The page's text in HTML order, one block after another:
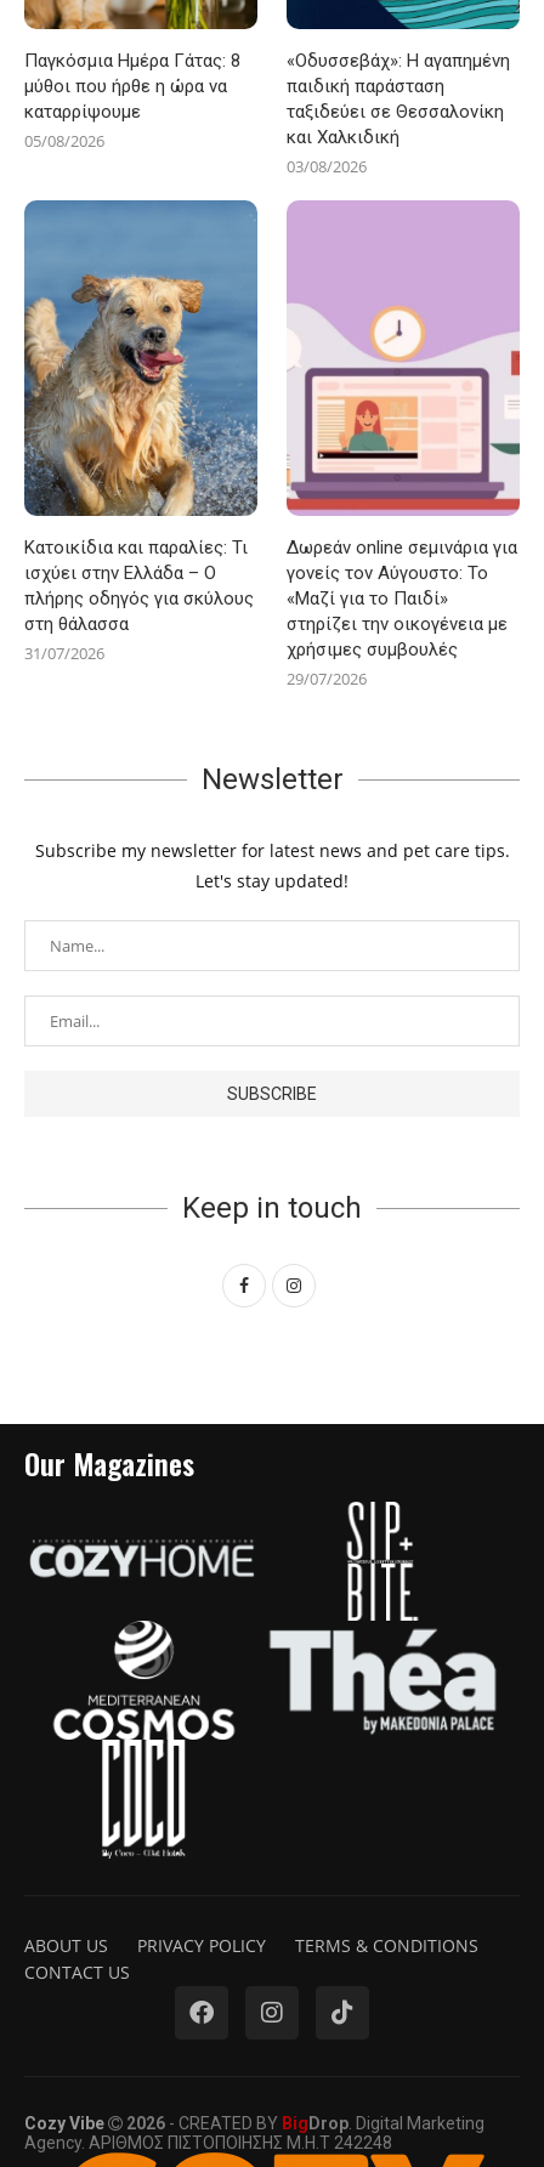
Παγκόσμια Ημέρα Γάτας: 8
μύθοι που ήρθε η ώρα να
καταρρίψουμε
05/08/2026
«Οδυσσεβάχ»: Η αγαπημένη
παιδική παράσταση
ταξιδεύει σε Θεσσαλονίκη
και Χαλκιδική
03/08/2026
Κατοικίδια και παραλίες: Τι
ισχύει στην Ελλάδα – Ο
πλήρης οδηγός για σκύλους
στη θάλασσα
31/07/2026
Δωρεάν online σεμινάρια για
γονείς τον Αύγουστο: Το
«Μαζί για το Παιδί»
στηρίζει την οικογένεια με
χρήσιμες συμβουλές
29/07/2026
Newsletter
Subscribe my newsletter for latest news and pet care tips.
Let's stay updated!
Keep in touch
Our Magazines
ABOUT US PRIVACY POLICY
TERMS & CONDITIONS
CONTACT US
Cozy Vibe 2026 - CREATED BY Big Drop. Digital Marketing
Agency. ΑΡΙΘΜΟΣ ΠΙΣΤΟΠΟΙΗΣΗΣ Μ.Η.Τ 242248